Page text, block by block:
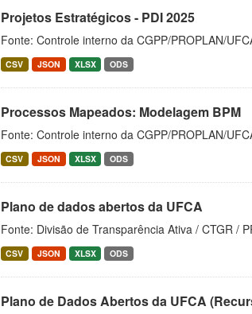
Projetos Estratégicos - PDI 2025
Fonte: Controle interno da CGPP/PROPLAN/
CSV JSON XLSX ODS
Processos Mapeados: Modelagem BPM
Fonte: Controle interno da CGPP/PROPLAN/
CSV JSON XLSX ODS
Plano de dados abertos da UFCA
Fonte: Divisão de Transparência Ativa / CTGR /
CSV JSON XLSX ODS
Plano de Dados Abertos da UFCA